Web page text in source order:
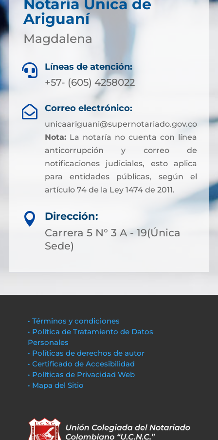
Notaría Única de
Ariguaní
Magdalena
 Líneas de atención:
+57- (605) 4258022
 Correo electrónico:
unicaariguani@supernotariado.gov.co
Nota:La notaría no cuenta con línea
anticorrupción y correo de
notificaciones judiciales, esto aplica
para entidades públicas, según el
artículo 74 de la Ley 1474 de 2011.

Dirección:
Carrera 5 N° 3 A - 19(Única
Sede)
• Términos y condiciones
• Política de Tratamiento de Datos
Personales
• Políticas de derechos de autor
• Certificado de Accesibilidad
• Políticas de Privacidad Web
• Mapa del Sitio